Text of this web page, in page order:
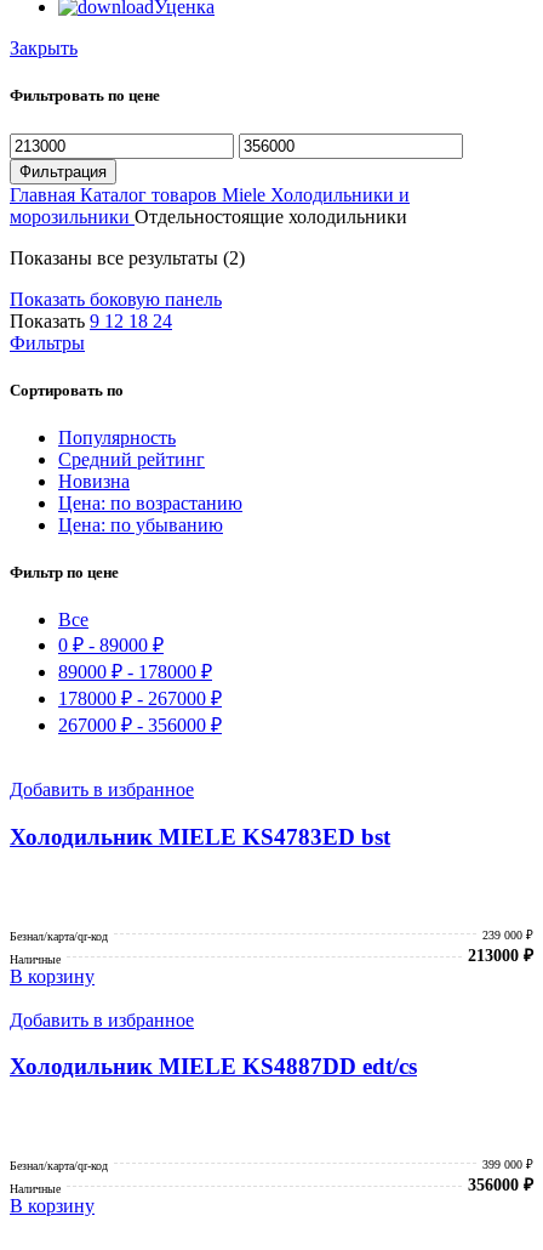
Уценка
Закрыть
Фильтровать по цене
Минимальная
цена
Максимальная
цена
Фильтрация
Главная Каталог товаров Miele Холодильники и
морозильники Отдельностоящие холодильники
Показаны все результаты (2)Цены:
Показать боковую панель
Показать 9 12 18 24
Фильтры
Сортировать по
Популярность
Средний рейтинг
Новизна
Цена: по возрастанию
Цена: по убыванию
Фильтр по цене
Все
0 ₽ - 89000 ₽
89000 ₽ - 178000 ₽
178000 ₽ - 267000 ₽
267000 ₽ - 356000 ₽
Добавить в избранное
Холодильник MIELE KS4783ED bst
Безнал/карта/qr-код
239 000 ₽
Наличные
213000 ₽
В корзину
Добавить в избранное
Холодильник MIELE KS4887DD edt/cs
Безнал/карта/qr-код
399 000 ₽
Наличные
356000 ₽
В корзину